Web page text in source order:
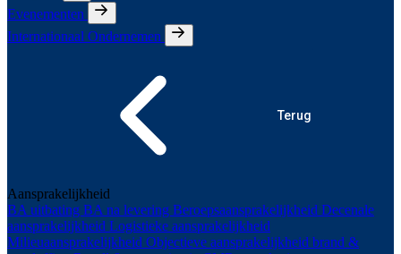
Evenementen
Internationaal Ondernemen
Terug
Aansprakelijkheid
BA uitbating BA na levering Beroepsaansprakelijkheid Decenale
aansprakelijkheid Logistieke aansprakelijkheid
Milieuaansprakelijkheid Objectieve aansprakelijkheid brand &